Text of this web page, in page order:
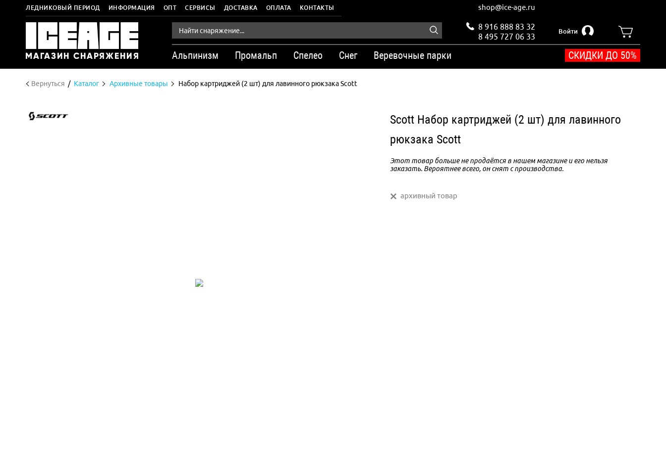
ЛЕДНИКОВЫЙ ПЕРИОД ИНФОРМАЦИЯ ОПТ СЕРВИСЫ ДОСТАВКА ОПЛАТА КОНТАКТЫ shop@ice-age.ru
8 916 888 83 32
8 495 727 06 33
Войти
Альпинизм Промальп Спелео Снег Веревочные парки СКИДКИ ДО 50%
Вернуться Каталог Архивные товары Набор картриджей (2 шт) для лавинного рюкзака Scott
Scott Набор картриджей (2 шт) для лавинного
рюкзака Scott
Этот товар больше не продаётся в нашем магазине и его нельзя
заказать. Вероятнее всего, он снят с производства.
архивный товар